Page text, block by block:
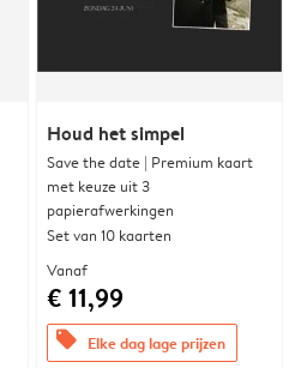
Houd het simpel
Save the date | Premium kaart
met keuze uit 3
papierafwerkingen
Set van 10 kaarten
Vanaf
€ 11,99
offers Elke dag lage prijzen